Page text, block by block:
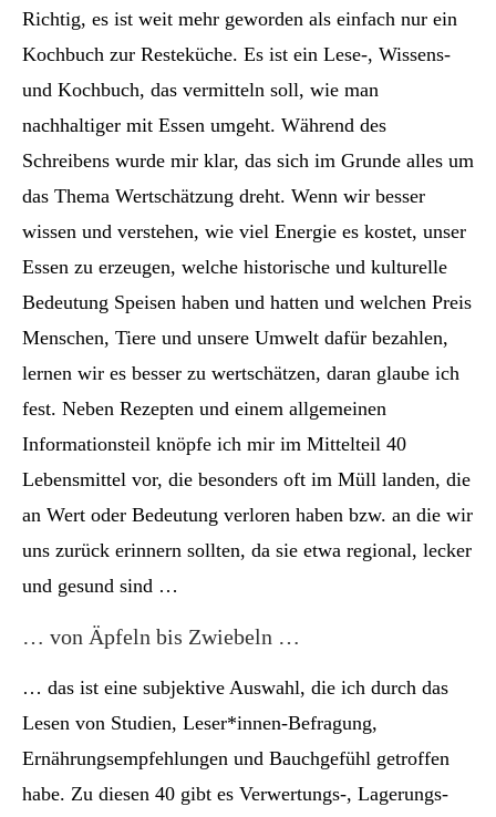
Richtig, es ist weit mehr geworden als einfach nur ein
Kochbuch zur Resteküche. Es ist ein Lese-, Wissens-
und Kochbuch, das vermitteln soll, wie man
nachhaltiger mit Essen umgeht. Während des
Schreibens wurde mir klar, das sich im Grunde alles um
das Thema Wertschätzung dreht. Wenn wir besser
wissen und verstehen, wie viel Energie es kostet, unser
Essen zu erzeugen, welche historische und kulturelle
Bedeutung Speisen haben und hatten und welchen Preis
Menschen, Tiere und unsere Umwelt dafür bezahlen,
lernen wir es besser zu wertschätzen, daran glaube ich
fest. Neben Rezepten und einem allgemeinen
Informationsteil knöpfe ich mir im Mittelteil 40
Lebensmittel vor, die besonders oft im Müll landen, die
an Wert oder Bedeutung verloren haben bzw. an die wir
uns zurück erinnern sollten, da sie etwa regional, lecker
und gesund sind …
… von Äpfeln bis Zwiebeln …
… das ist eine subjektive Auswahl, die ich durch das
Lesen von Studien, Leser*innen-Befragung,
Ernährungsempfehlungen und Bauchgefühl getroffen
habe. Zu diesen 40 gibt es Verwertungs-, Lagerungs-